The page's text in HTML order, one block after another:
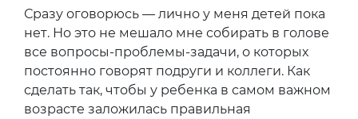
Сразу оговорюсь — лично у меня детей пока
нет. Но это не мешало мне собирать в голове
все вопросы-проблемы-задачи, о которых
постоянно говорят подруги и коллеги. Как
сделать так, чтобы у ребенка в самом важном
возрасте заложилась правильная